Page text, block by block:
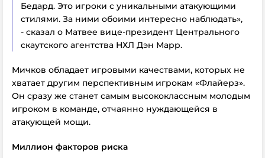
Бедард. Это игроки с уникальными атакующими
стилями. За ними обоими интересно наблюдать»,
- сказал о Матвее вице-президент Центрального
скаутского агентства НХЛ Дэн Марр.
Мичков обладает игровыми качествами, которых не
хватает другим перспективным игрокам «Флайерз».
Он сразу же станет самым высококлассным молодым
игроком в команде, отчаянно нуждающейся в
атакующей мощи.
Миллион факторов риска